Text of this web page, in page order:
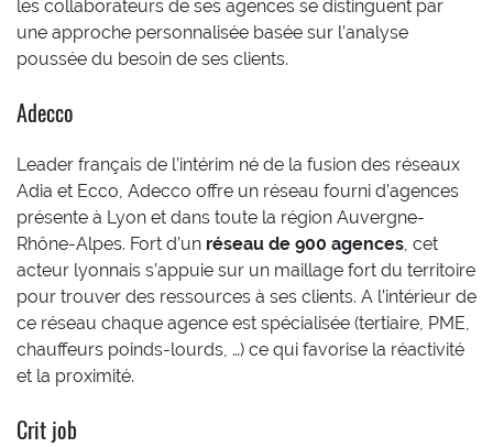
les collaborateurs de ses agences se distinguent par
une approche personnalisée basée sur l’analyse
poussée du besoin de ses clients.
Adecco
Leader français de l’intérim né de la fusion des réseaux
Adia et Ecco, Adecco offre un réseau fourni d’agences
présente à Lyon et dans toute la région Auvergne-
Rhône-Alpes. Fort d’un réseau de 900 agences, cet
acteur lyonnais s’appuie sur un maillage fort du territoire
pour trouver des ressources à ses clients. A l’intérieur de
ce réseau chaque agence est spécialisée (tertiaire, PME,
chauffeurs poinds-lourds, …) ce qui favorise la réactivité
et la proximité.
Crit job